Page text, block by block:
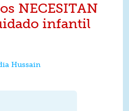
NECESITAN
infantil
Hussain